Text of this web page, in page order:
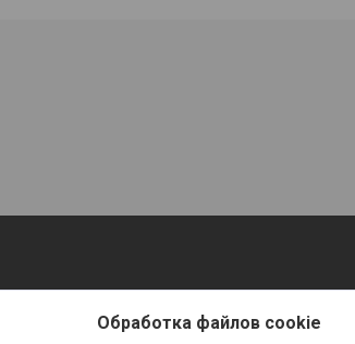
Обработка файлов cookie